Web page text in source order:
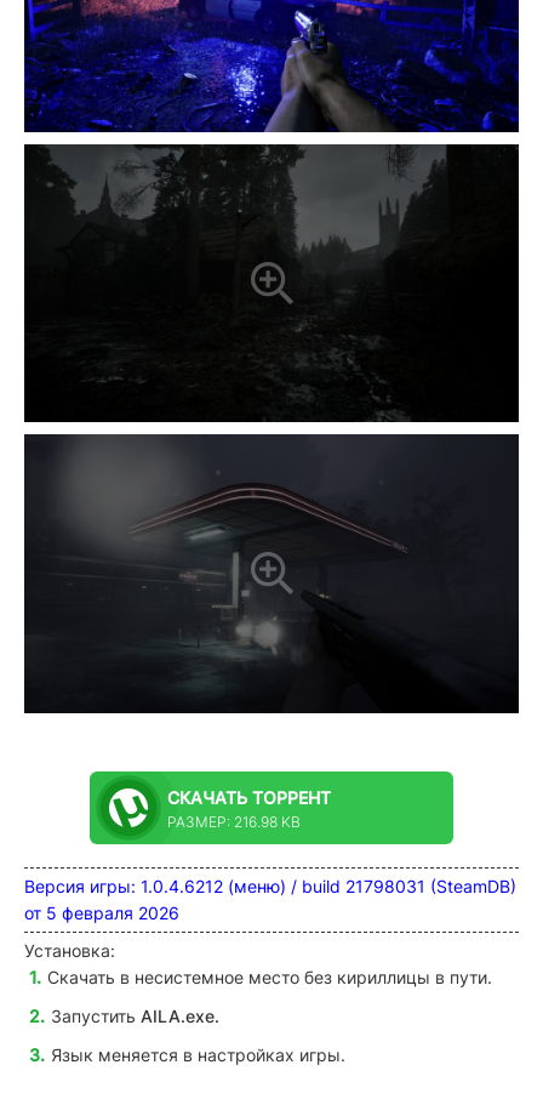
СКАЧАТЬ ТОРРЕНТ
РАЗМЕР: 216.98 KB
Версия игры: 1.0.4.6212 (меню) / build 21798031 (SteamDB)
от 5 февраля 2026
Установка:
Скачать в несистемное место без кириллицы в пути.
Запустить AILA.exe.
Язык меняется в настройках игры.